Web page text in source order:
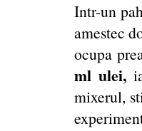
Intr-un
amestec
ocupa
ml ulei,
mixerul,